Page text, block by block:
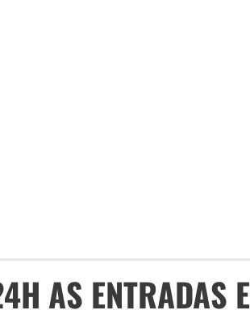
AS ENTRADAS E